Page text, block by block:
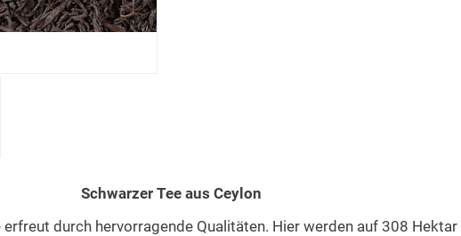
Schwarzer Tee aus Ceylon
durch hervorragende Qualitäten. Hier werden auf 308 Hektar